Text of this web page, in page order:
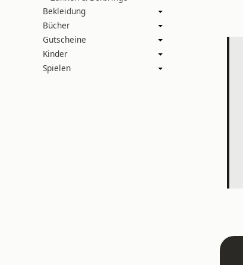
Bekleidung
Bücher
Gutscheine
Kinder
Spielen